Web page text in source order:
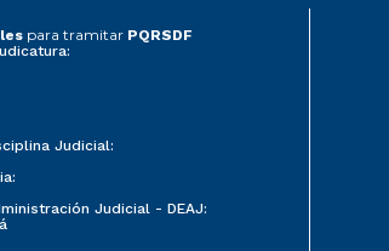
para tramitar PQRSDF
Judicial:
Judicial - DEAJ: